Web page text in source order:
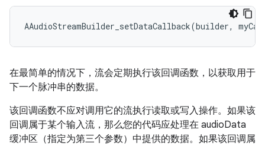
AAudioStreamBuilder_setDataCallback(builder,
在最简单的情况下，流会定期执行该回调函数，以获取用于
下一个脉冲串的数据。
该回调函数不应对调用它的流执行读取或写入操作。如果该
回调属于某个输入流，那么您的代码应处理在 audioData
缓冲区（指定为第三个参数）中提供的数据。如果该回调属